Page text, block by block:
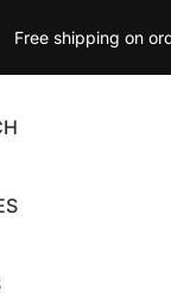
Free shipping on